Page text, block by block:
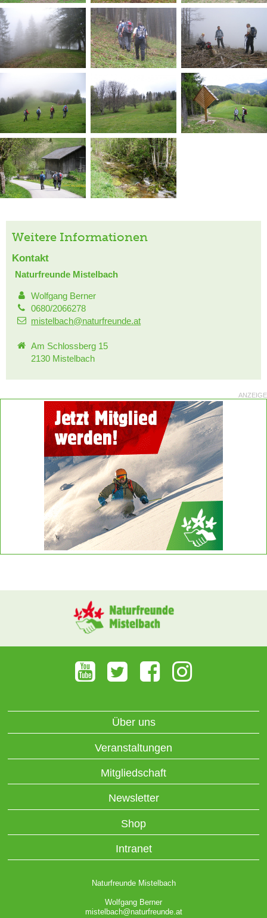
Weitere Informationen
Kontakt
Naturfreunde Mistelbach
Wolfgang Berner
0680/2066278
mistelbach@naturfreunde.at
Am Schlossberg 15
2130 Mistelbach
ANZEIGE
Über uns
Veranstaltungen
Mitgliedschaft
Newsletter
Shop
Intranet
Naturfreunde Mistelbach
Wolfgang Berner
mistelbach@naturfreunde.at